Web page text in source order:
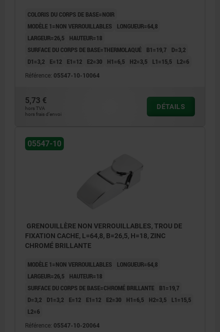
COLORIS DU CORPS DE BASE=NOIR
MODÈLE 1=NON VERROUILLABLES
LONGUEUR=64,8
LARGEUR=26,5
HAUTEUR=18
SURFACE DU CORPS DE BASE=THERMOLAQUÉ
B1=19,7
D=3,2
D1=3,2
E=12 E1=12 E2=30 H1=6,5 H2=3,5 L1=15,5 L2=6
Référence: 05547-10-10064
5,73 €
hors TVA
hors frais d’envoi
DÉTAILS
05547-10
GRENOUILLÈRE NON VERROUILLABLES, TROU DE
FIXATION CACHE, L=64,8, B=26,5, H=18, ZINC
CHROMÉ BRILLANTE
MODÈLE 1=NON VERROUILLABLES
LONGUEUR=64,8
LARGEUR=26,5
HAUTEUR=18
SURFACE DU CORPS DE BASE=CHROMÉ BRILLANTE
B1=19,7
D=3,2
D1=3,2 E=12 E1=12 E2=30 H1=6,5 H2=3,5
L1=15,5
L2=6
Référence: 05547-10-20064